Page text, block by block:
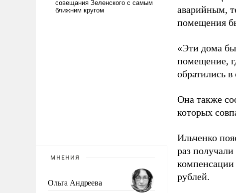
МНЕНИЯ
Ольга Андреева
аварийным,
помещения
«Эти дома
помещение,
обратились в
Она также
которых
Ильченко
раз
рублей.